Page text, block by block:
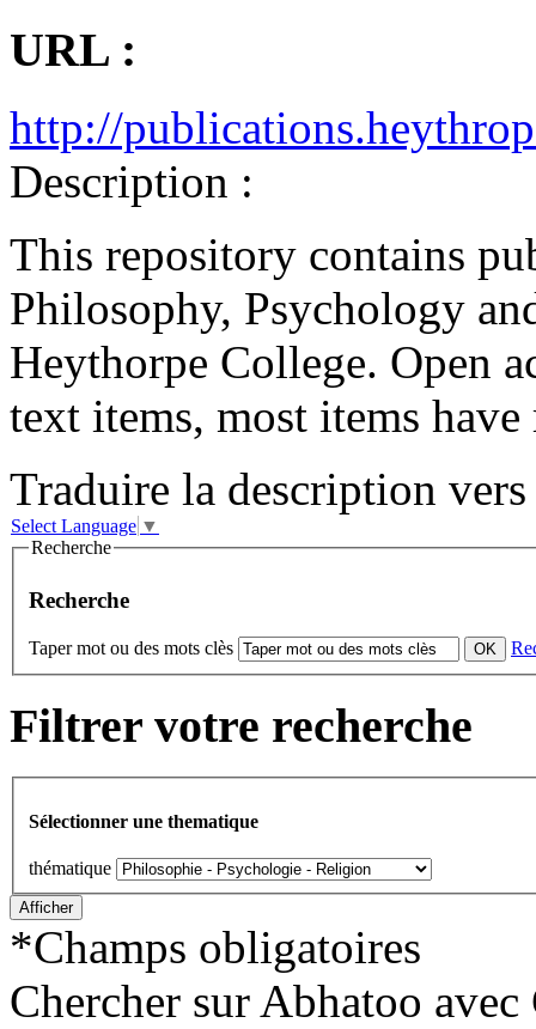
URL :
http://
Description :
This repository contains
Philosophy, Psychology
Heythorpe College. Open
text items, most items have
Traduire la description
Select Language ▼
Recherche
Recherche
Taper mot ou des mots clès
Filtrer votre recherche
Sélectionner une thematique
thématique
*Champs obligatoires
Chercher sur Abhatoo